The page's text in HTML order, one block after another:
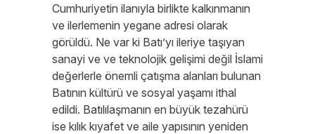
Cumhuriyetin ilanıyla birlikte kalkınmanın
ve ilerlemenin yegane adresi olarak
görüldü. Ne var ki Batı’yı ileriye taşıyan
sanayi ve ve teknolojik gelişimi değil İslami
değerlerle önemli çatışma alanları bulunan
Batının kültürü ve sosyal yaşamı ithal
edildi. Batılılaşmanın en büyük tezahürü
ise kılık kıyafet ve aile yapısının yeniden